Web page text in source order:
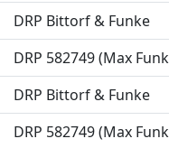
DRP Bittorf & Funke
DRP 582749 (Max
DRP Bittorf & Funke
DRP 582749 (Max